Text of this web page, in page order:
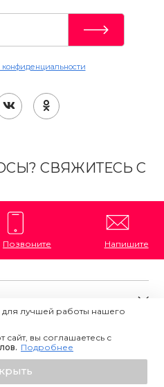
СВЯЖИТЕСЬ С
Позвоните Напишите
лучшей работы нашего
сайт, вы соглашаетесь с
Подробнее